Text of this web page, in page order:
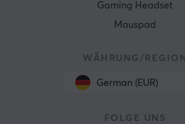
Gaming Headset
Mauspad
WÄHRUNG/REGION
German (EUR)
FOLGE UNS